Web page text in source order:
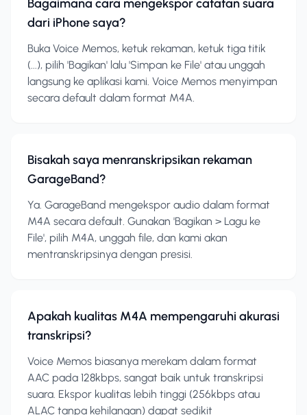
Bagaimana cara mengekspor catatan suara
dari iPhone saya?
Buka Voice Memos, ketuk rekaman, ketuk tiga titik
(...), pilih 'Bagikan' lalu 'Simpan ke File' atau unggah
langsung ke aplikasi kami. Voice Memos menyimpan
secara default dalam format M4A.
Bisakah saya menranskripsikan rekaman
GarageBand?
Ya. GarageBand mengekspor audio dalam format
M4A secara default. Gunakan 'Bagikan > Lagu ke
File', pilih M4A, unggah file, dan kami akan
mentranskripsinya dengan presisi.
Apakah kualitas M4A mempengaruhi akurasi
transkripsi?
Voice Memos biasanya merekam dalam format
AAC pada 128kbps, sangat baik untuk transkripsi
suara. Ekspor kualitas lebih tinggi (256kbps atau
ALAC tanpa kehilangan) dapat sedikit